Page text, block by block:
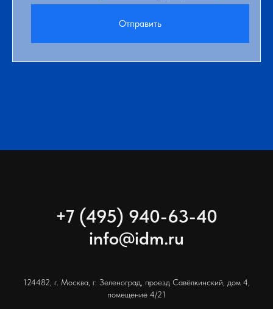
Отправить
+7 (495) 940-63-40
info@idm.ru
124482, г. Москва, г. Зеленоград, проезд Савёлкинский, дом 4,
помещение 4/21